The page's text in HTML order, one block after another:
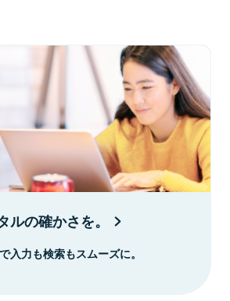
ルの確かさを。
入力も検索もスムーズに。